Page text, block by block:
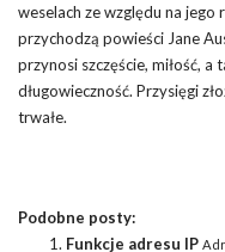
weselach ze względu na jego
przychodzą powieści Jane
przynosi szczęście, miłość, a
długowieczność. Przysięgi
trwałe.
Podobne posty:
Funkcje adresu IP